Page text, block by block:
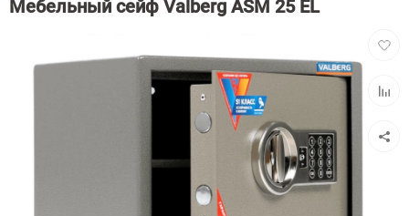
Мебельный сейф Valberg ASM 25 EL